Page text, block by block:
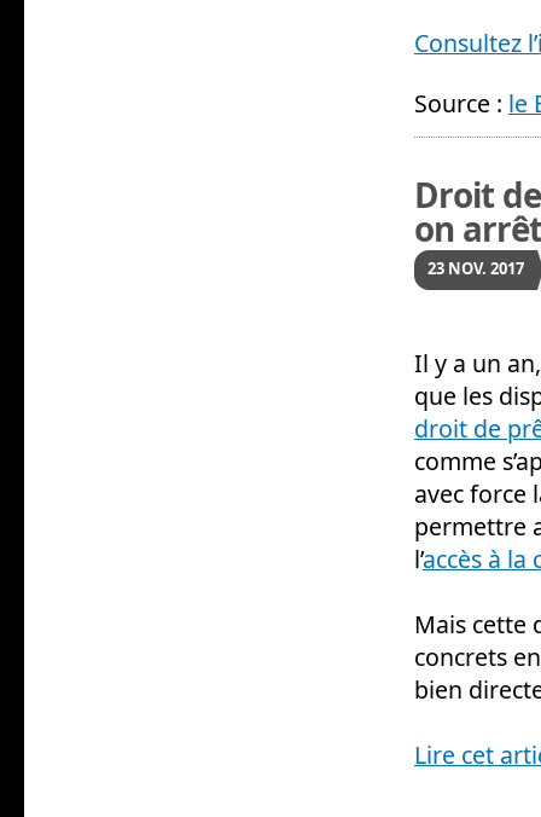
Consultez
Source : le
Droit
on
23 NOV. 2017
Il y a un
que les
droit de
comme
avec force
permettre
l’accès à la
Mais cette
concrets
bien
Lire cet